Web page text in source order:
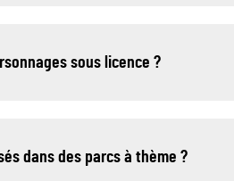
sous licence ?
dans des parcs à thème ?